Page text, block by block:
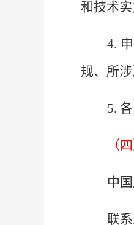
和技术实
4.
规、所
5.
（
中
联